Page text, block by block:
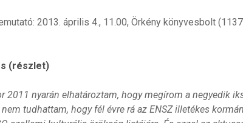
2013. április 4., 11.00, Örkény könyvesbolt
(részlet)
2011 nyarán elhatároztam, hogy megírom a negyedik
tudhattam, hogy fél évre rá az ENSZ illetékes